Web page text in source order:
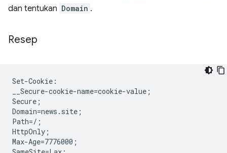
dan tentukan Domain .
Resep
Set-Cookie:
__Secure-cookie-name=cookie-value;
Secure;
Domain=news.site;
Path=/;
HttpOnly;
Max-Age=7776000;